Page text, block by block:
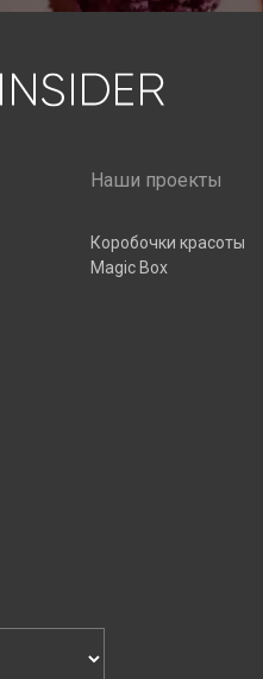
Наши проекты
Коробочки красоты
Magic Box